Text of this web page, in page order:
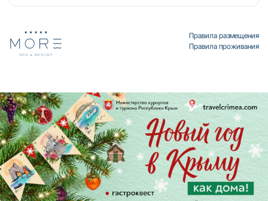
Правила размещения
Правила проживания